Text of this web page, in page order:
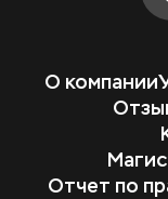
О компании
Отчет по